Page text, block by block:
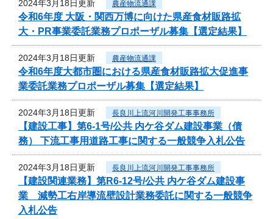
2024年3月18日更新 農産物流通課
令和6年度 大阪・関西万博に向けた県産食材販路拡
大・PR事業委託業務プロポーザル募集【選定結果】
2024年3月18日更新 農産物流通課
令和6年度大都市圏における県産食材販路拡大促進事
業委託業務プロポーザル募集【選定結果】
2024年3月18日更新 長良川上流河川開発工事事務所
【建設工事】第6-1号/公共 内ケ谷ダム建設事業（債
務） 下流工事用道路工事に関する一般競争入札公告
2024年3月18日更新 長良川上流河川開発工事事務所
【建設関連業務】第R6-12号/公共 内ケ谷ダム建設事
業 減勢工右岸導流壁設計業務委託に関する一般競争
入札公告